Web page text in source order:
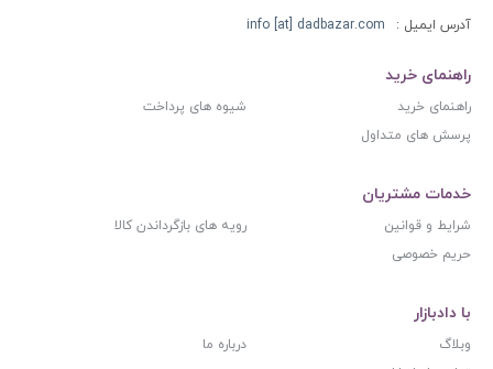
آدرس ایمیل : info [at] dadbazar.com
راهنمای خرید
راهنمای خرید
شیوه های پرداخت
پرسش های متداول
خدمات مشتریان
شرایط و قوانین
رویه های بازگرداندن کالا
حریم خصوصی
با دادبازار
وبلاگ
درباره ما